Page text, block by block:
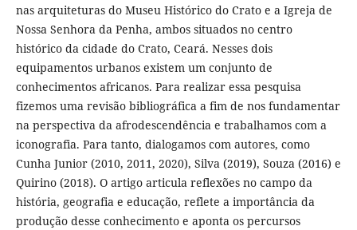
nas arquiteturas do Museu Histórico do Crato e a Igreja de
Nossa Senhora da Penha, ambos situados no centro
histórico da cidade do Crato, Ceará. Nesses dois
equipamentos urbanos existem um conjunto de
conhecimentos africanos. Para realizar essa pesquisa
fizemos uma revisão bibliográfica a fim de nos fundamentar
na perspectiva da afrodescendência e trabalhamos com a
iconografia. Para tanto, dialogamos com autores, como
Cunha Junior (2010, 2011, 2020), Silva (2019), Souza (2016) e
Quirino (2018). O artigo articula reflexões no campo da
história, geografia e educação, reflete a importância da
produção desse conhecimento e aponta os percursos